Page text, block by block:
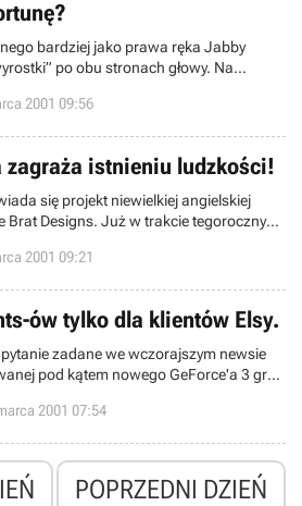
bardziej jako prawa ręka Jabby
po obu stronach głowy. Na
ujawniono właśnie, że czwartą,
Twi'lek. Dzięki temu osobiście
2001 09:56
zagraża istnieniu ludzkości!
się projekt niewielkiej angielskiej
Brat Designs. Już w trakcie tegorocznych
będziesz mógł bronić Ziemi
rasą.
2001 09:21
ów tylko dla klientów Elsy.
zadane we wczorajszym newsie
pod kątem nowego GeForce'a 3 gry
2001 07:54
POPRZEDNI DZIEŃ